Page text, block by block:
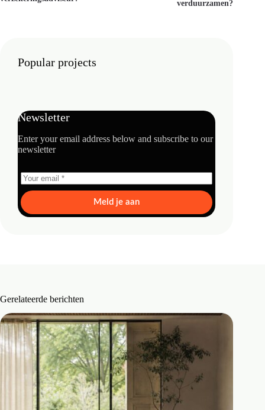
verduurzamen?
Popular projects
Newsletter
Enter your email address below and subscribe to our
newsletter
Meld je aan
Gerelateerde berichten